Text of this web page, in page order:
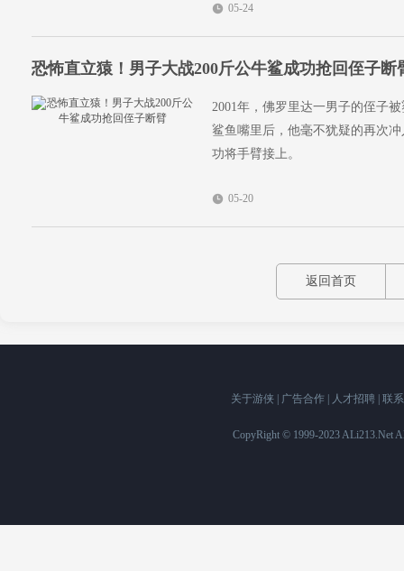
05-24
恐怖直立猿！男子大战200斤公牛鲨成功抢回侄子断
2001年，佛罗里达一男子的侄子
鲨鱼嘴里后，他毫不犹疑的再次
功将手臂接上。
05-20
返回首页
关于游侠 广告合作 人才招聘 联
CopyRight © 1999-2023 ALi213.Net